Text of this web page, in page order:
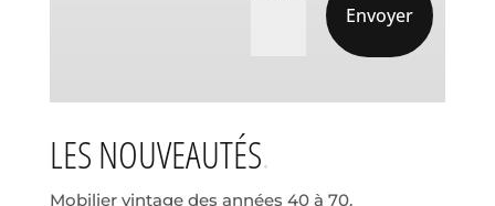
Envoyer
LES NOUVEAUTÉS
Mobilier vintage des années 40 à 70.